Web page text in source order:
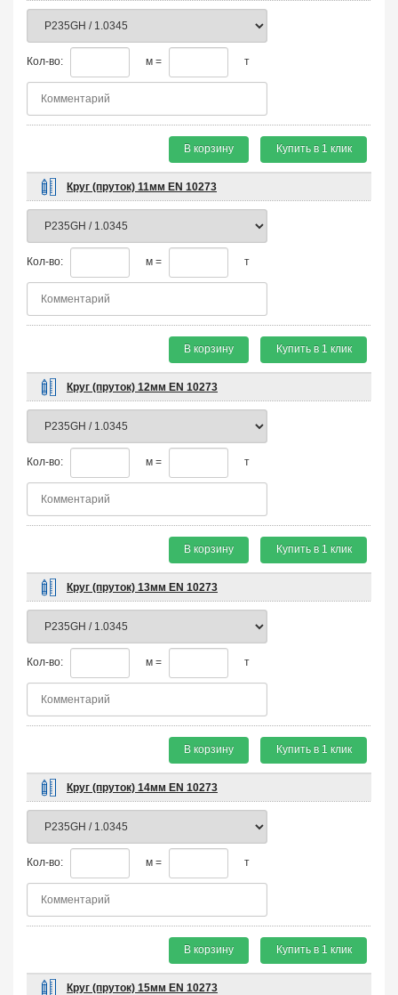
Кол-во: м = т
В корзину Купить в 1 клик
Круг (пруток) 11мм EN 10273
Кол-во: м = т
В корзину Купить в 1 клик
Круг (пруток) 12мм EN 10273
Кол-во: м = т
В корзину Купить в 1 клик
Круг (пруток) 13мм EN 10273
Кол-во: м = т
В корзину Купить в 1 клик
Круг (пруток) 14мм EN 10273
Кол-во: м = т
В корзину Купить в 1 клик
Круг (пруток) 15мм EN 10273